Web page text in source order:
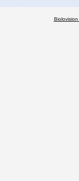
Biolovision